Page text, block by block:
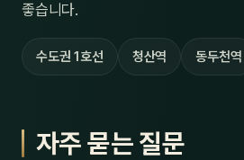
좋습니다.
수도권 1호선 청산역 동두천역
자주 묻는 질문